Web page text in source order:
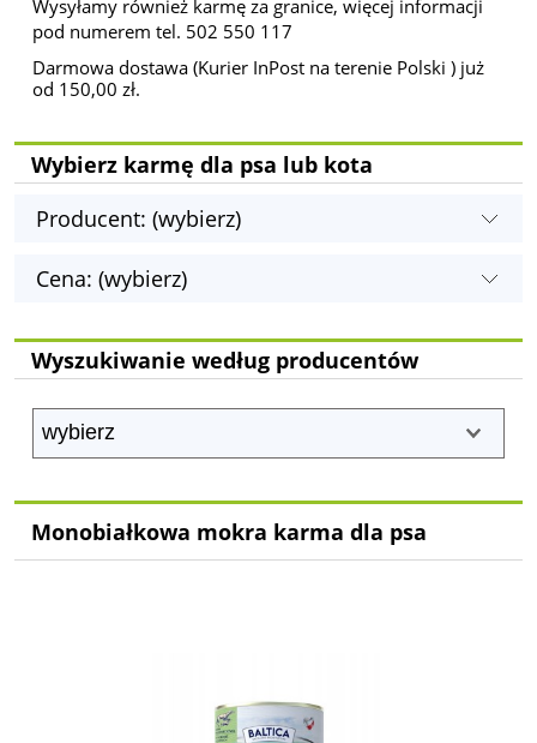
Wysyłamy również karmę za granice, więcej informacji
pod numerem tel. 502 550 117
Darmowa dostawa (Kurier InPost na terenie Polski ) już
od 150,00 zł.
Wybierz karmę dla psa lub kota
Producent: (wybierz)
Cena: (wybierz)
Wyszukiwanie według producentów
Monobiałkowa mokra karma dla psa